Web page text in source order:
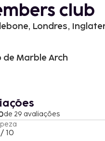
club
Londres,
de Marble Arch
de 29 avaliações
10